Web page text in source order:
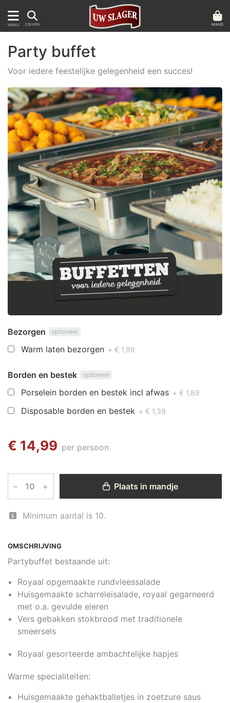
MENU ZOEKEN MAND
OMSCHRIJVING
Partybuffet bestaande uit:
Royaal opgemaakte rundvleessalade
Huisgemaakte scharreleisalade, royaal gegarneerd
met o.a. gevulde eieren
Vers gebakken stokbrood met traditionele
smeersels
Royaal gesorteerde ambachtelijke hapjes
Warme specialiteiten:
Huisgemaakte gehaktballetjes in zoetzure saus
Party buffet
Voor iedere feestelijke gelegenheid een succes!
Bezorgen optioneel
Warm laten bezorgen + € 1,99
Borden en bestek optioneel
Porselein borden en bestek incl afwas + € 1,89
Disposable borden en bestek + € 1,39
€ 14,99 per persoon
– + Plaats in mandje
Minimum aantal is 10.